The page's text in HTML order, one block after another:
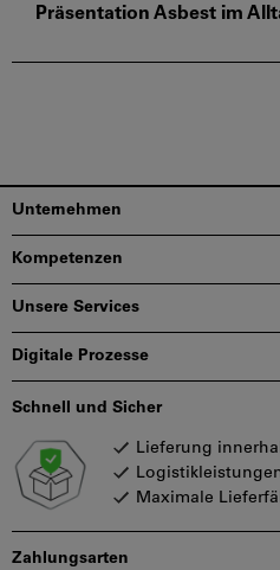
Präsentation Asbest im
Fußzeile
Unternehmen
Kompetenzen
Unsere Services
Digitale Prozesse
Zahlungsarten
Schnell und Sicher
Lieferung
Maximale